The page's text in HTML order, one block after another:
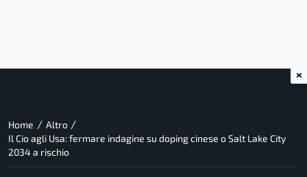
Home / Altro /
Il Cio agli Usa: fermare indagine su doping cinese o Salt Lake City
2034 a rischio
×